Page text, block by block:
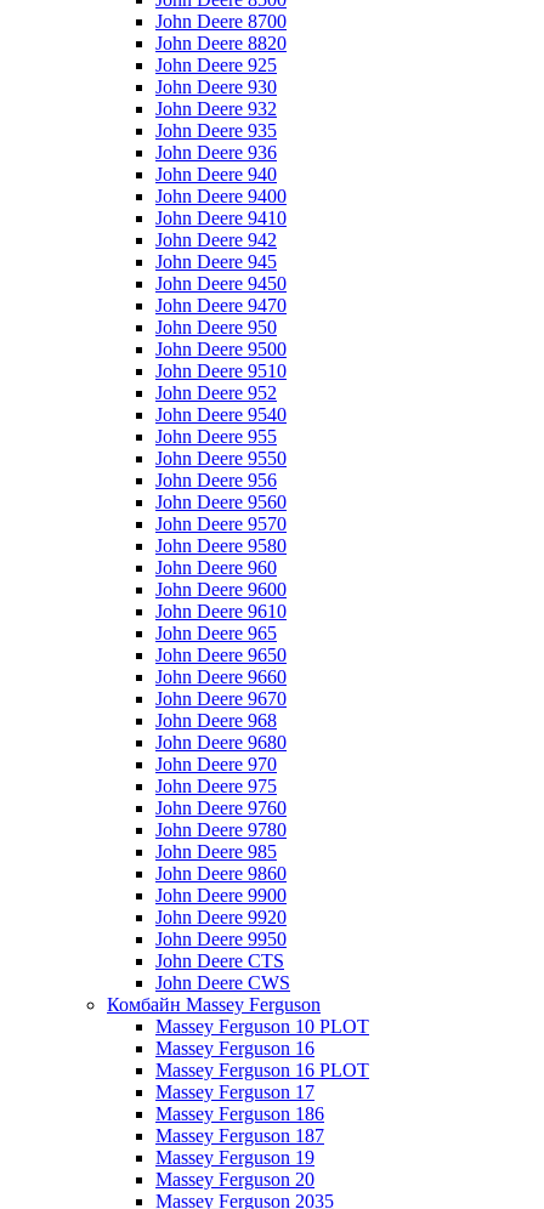
John Deere 8700
John Deere 8820
John Deere 925
John Deere 930
John Deere 932
John Deere 935
John Deere 936
John Deere 940
John Deere 9400
John Deere 9410
John Deere 942
John Deere 945
John Deere 9450
John Deere 9470
John Deere 950
John Deere 9500
John Deere 9510
John Deere 952
John Deere 9540
John Deere 955
John Deere 9550
John Deere 956
John Deere 9560
John Deere 9570
John Deere 9580
John Deere 960
John Deere 9600
John Deere 9610
John Deere 965
John Deere 9650
John Deere 9660
John Deere 9670
John Deere 968
John Deere 9680
John Deere 970
John Deere 975
John Deere 9760
John Deere 9780
John Deere 985
John Deere 9860
John Deere 9900
John Deere 9920
John Deere 9950
John Deere CTS
John Deere CWS
Комбайн Massey Ferguson
Massey Ferguson 10 PLOT
Massey Ferguson 16
Massey Ferguson 16 PLOT
Massey Ferguson 17
Massey Ferguson 186
Massey Ferguson 187
Massey Ferguson 19
Massey Ferguson 20
Massey Ferguson 2035